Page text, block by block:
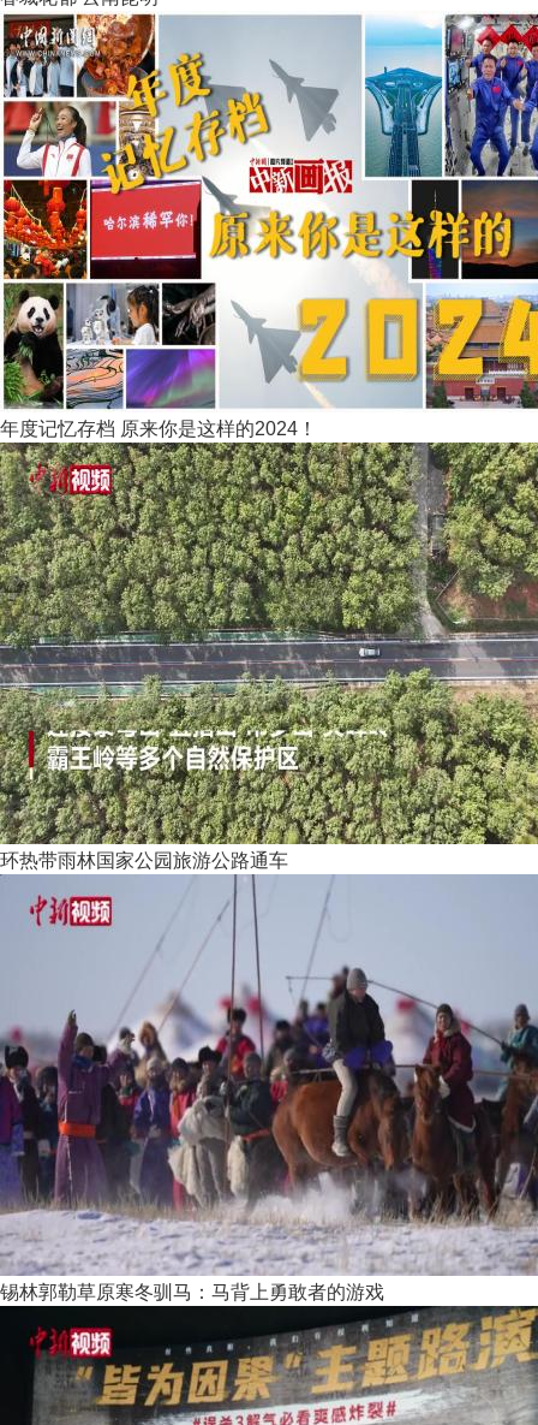
年度记忆存档 原来你是这样的2024！
环热带雨林国家公园旅游公路通车
锡林郭勒草原寒冬驯马：马背上勇敢者的游戏